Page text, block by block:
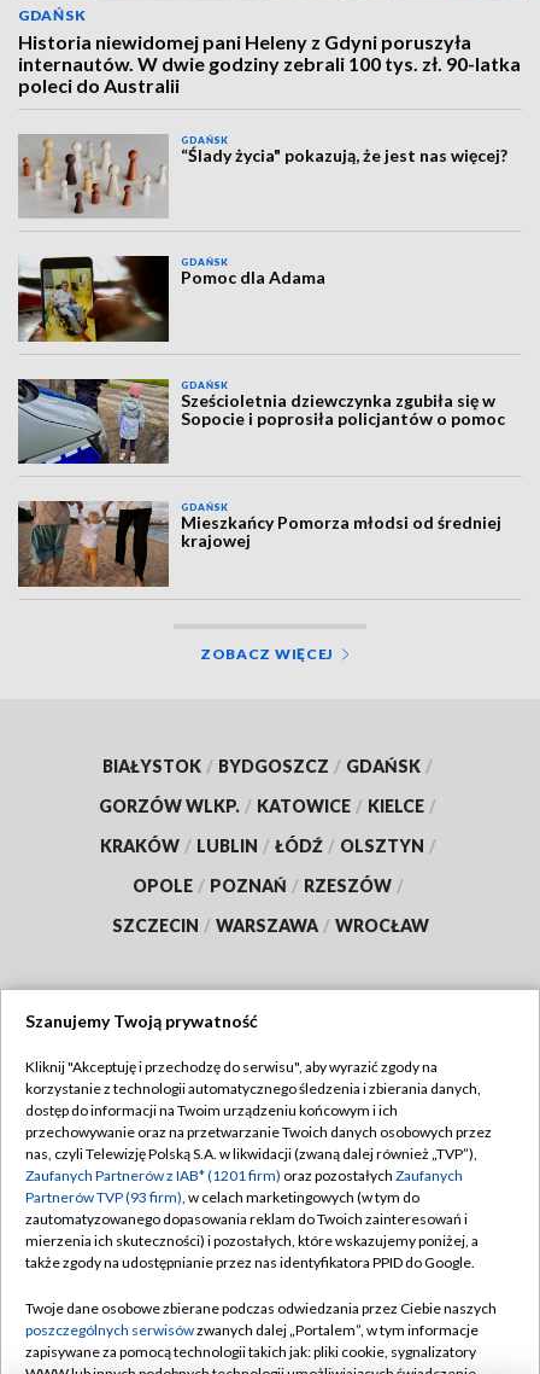
GDAŃSK
Historia niewidomej pani Heleny z Gdyni poruszyła
internautów. W dwie godziny zebrali 100 tys. zł. 90-latka
poleci do Australii
GDAŃSK
“Ślady życia" pokazują, że jest nas więcej?
GDAŃSK
Pomoc dla Adama
GDAŃSK
Sześcioletnia dziewczynka zgubiła się w
Sopocie i poprosiła policjantów o pomoc
GDAŃSK
Mieszkańcy Pomorza młodsi od średniej
krajowej
ZOBACZ WIĘCEJ
BIAŁYSTOK / BYDGOSZCZ / GDAŃSK /
GORZÓW WLKP. / KATOWICE / KIELCE /
KRAKÓW / LUBLIN / ŁÓDŹ / OLSZTYN /
OPOLE / POZNAŃ / RZESZÓW /
SZCZECIN / WARSZAWA / WROCŁAW
TVP
Abonament TVP
Emisja w TVP
Centrum informacji TVP
Naziemna Telewizja Cyfrowa
Rada Programowa
System NOS
Regulamin TVP
Polityka prywatności
Moje zgody
Pomoc
Kontakt
Szanujemy Twoją prywatność
Kliknij "Akceptuję i przechodzę do serwisu", aby wyrazić zgody na
korzystanie z technologii automatycznego śledzenia i zbierania danych,
dostęp do informacji na Twoim urządzeniu końcowym i ich
przechowywanie oraz na przetwarzanie Twoich danych osobowych przez
nas, czyli Telewizję Polską S.A. w likwidacji (zwaną dalej również „TVP”),
Zaufanych Partnerów z IAB* (1201 firm) oraz pozostałych Zaufanych
Partnerów TVP (93 firm), w celach marketingowych (w tym do
zautomatyzowanego dopasowania reklam do Twoich zainteresowań i
mierzenia ich skuteczności) i pozostałych, które wskazujemy poniżej, a
także zgody na udostępnianie przez nas identyfikatora PPID do Google.
Twoje dane osobowe zbierane podczas odwiedzania przez Ciebie naszych
poszczególnych serwisówzwanych dalej „Portalem”, w tym informacje
zapisywane za pomocą technologii takich jak: pliki cookie, sygnalizatory